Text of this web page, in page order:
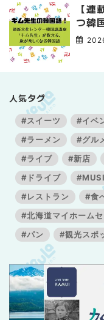
【
つ韓
3】
人気タグ
#スイーツ #イベ
#ラーメン
#グル
#ライブ
#新店
#ドライブ
#レストラン
#食
#北海道マイホーム
#パン
#観光スポ